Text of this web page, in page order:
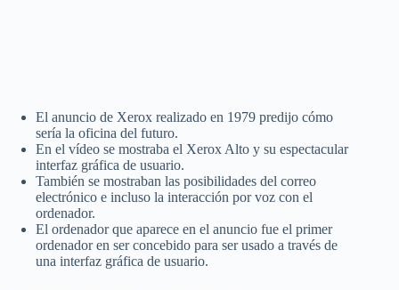
El anuncio de Xerox realizado en 1979 predijo cómo
sería la oficina del futuro.
En el vídeo se mostraba el Xerox Alto y su espectacular
interfaz gráfica de usuario.
También se mostraban las posibilidades del correo
electrónico e incluso la interacción por voz con el
ordenador.
El ordenador que aparece en el anuncio fue el primer
ordenador en ser concebido para ser usado a través de
una interfaz gráfica de usuario.